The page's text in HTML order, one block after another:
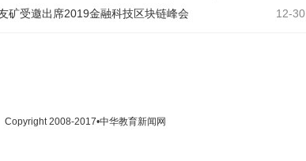
12-30
矿受邀出席2019金融科技区块链峰会
Copyright 2008-2017•中华教育新闻网